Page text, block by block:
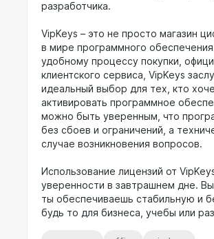
разработчика.
VipKeys – это не просто магазин
в мире программного
удобному процессу покупки,
клиентского сервиса, VipKeys
идеальный выбор для тех, кто
активировать программное
можно быть уверенным, что
без сбоев и ограничений, а
случае возникновения вопросов.
Использование лицензий от
уверенности в завтрашнем дне.
ты обеспечиваешь стабильную и
будь то для бизнеса, учебы или